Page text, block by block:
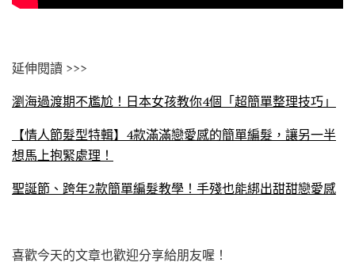
延伸閱讀 >>>
瀏海過渡期不尷尬！日本女孩教你4個「超簡單整理技巧」
【情人節髮型特輯】4款滿滿戀愛感的簡單編髮，讓另一半
想馬上抱緊處理！
聖誕節、跨年2款簡單編髮教學！手殘也能綁出甜甜戀愛感
喜歡今天的文章也歡迎分享給朋友喔！